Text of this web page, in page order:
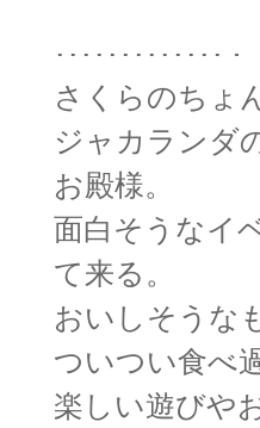
･････････････
さくらのちょ
ジャカランダ
お殿様。
面白そうなイ
て来る。
おいしそうな
ついつい食べ
楽しい遊びや